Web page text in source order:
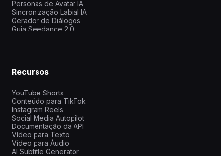
Personas de Avatar IA
Sincronização Labial IA
Gerador de Diálogos
Guia Seedance 2.0
Recursos
YouTube Shorts
Conteúdo para TikTok
Instagram Reels
Social Media Autopilot
Documentação da API
Vídeo para Texto
Vídeo para Áudio
AI Subtitle Generator